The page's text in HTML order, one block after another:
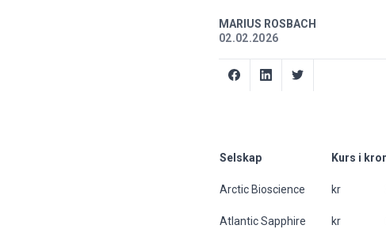
MARIUS ROSBACH
02.02.2026
Selskap Kurs i
Arctic Bioscience kr
Atlantic Sapphire kr